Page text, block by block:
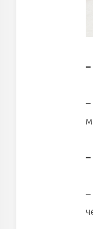
–
–